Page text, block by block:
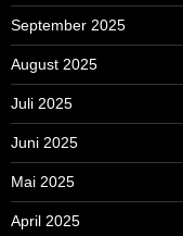
September 2025
August 2025
Juli 2025
Juni 2025
Mai 2025
April 2025